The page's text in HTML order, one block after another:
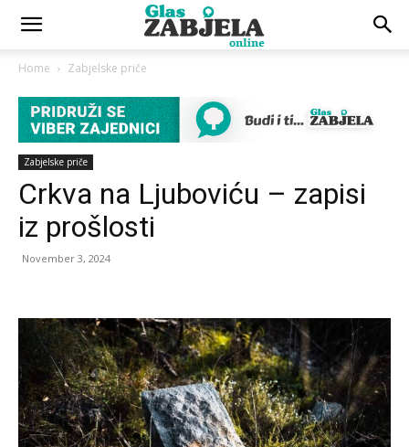
Home Zabjelske priče
Zabjelske priče
Crkva na Ljuboviću – zapisi
iz prošlosti
November 3, 2024